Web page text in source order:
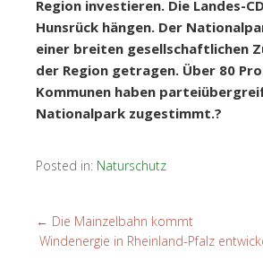
Region investieren. Die Landes-
Hunsrück hängen. Der
einer breiten gesellschaftlichen
der Region getragen. Über 80
Kommunen haben
Nationalpark zugestimmt.?
Posted in: Naturschutz
← Die Mainzelbahn kommt
Windenergie in Rheinland-Pfalz